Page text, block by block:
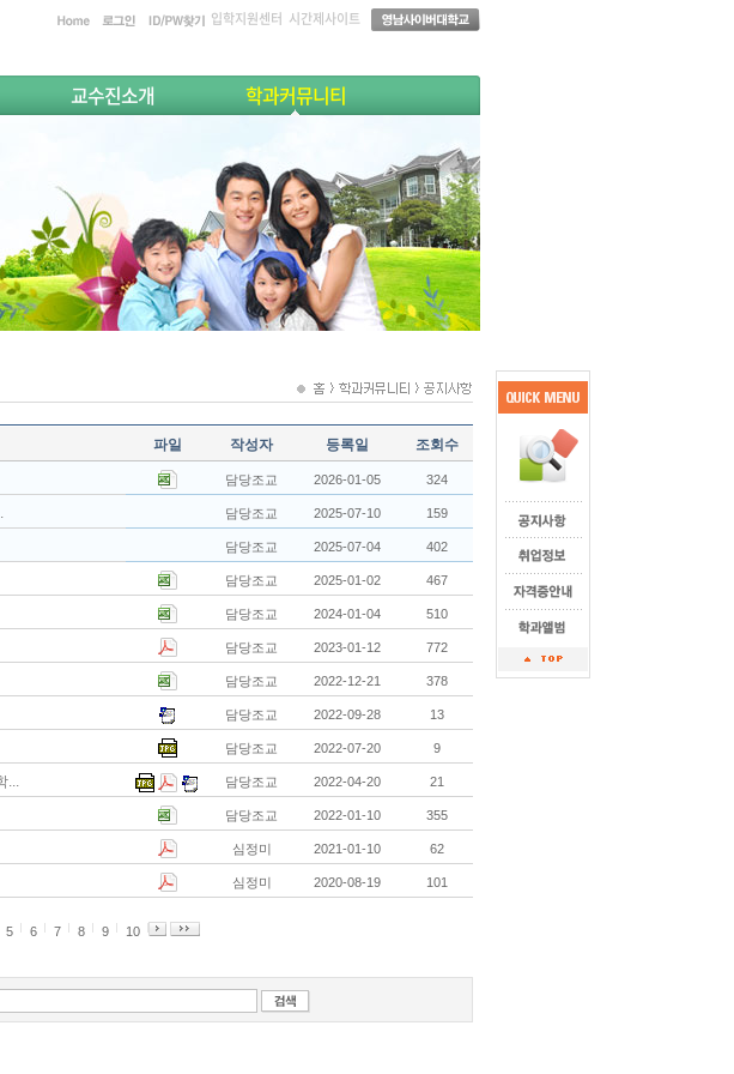
입학지원센터 시간제사이트
교수진소개 학과커뮤니티
파일 작성자 등록일 조회수
담당조교 2026-01-05 324
담당조교 2025-07-10 159
담당조교 2025-07-04 402
담당조교 2025-01-02 467
담당조교 2024-01-04 510
담당조교 2023-01-12 772
담당조교 2022-12-21 378
담당조교 2022-09-28 13
담당조교 2022-07-20 9
... 담당조교 2022-04-20 21
담당조교 2022-01-10 355
심정미 2021-01-10 62
심정미 2020-08-19 101
5 6 7 8 9 10